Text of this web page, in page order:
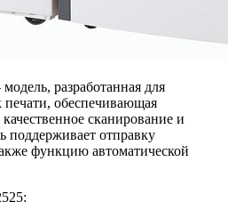
разработанная для
обеспечивающая
сканирование и
отправку
функцию автоматической